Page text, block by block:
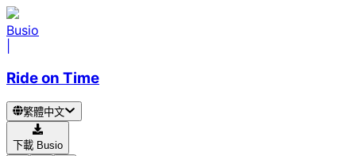
Busio
Ride on Time
繁體中文
下載 Busio